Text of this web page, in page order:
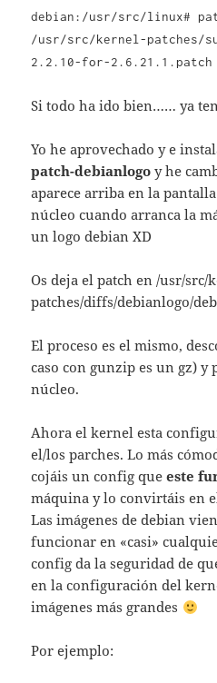
debian:/usr/src/linux#
/usr/src/kernel-patches/
2.2.10-for-2.6.21.1.patch
Si todo ha ido bien…… ya
Yo he aprovechado y e
patch-debianlogo y he
aparece arriba en la
núcleo cuando arranca la
un logo debian XD
Os deja el patch en /usr/src/
patches/diffs/debianlogo/
El proceso es el mismo,
caso con gunzip es un gz) y
núcleo.
Ahora el kernel esta
el/los parches. Lo más
cojáis un config queeste
máquina y lo convirtáis en
Las imágenes de debian
funcionar en «casi»
config da la seguridad de
en la configuración del
imágenes más grandes
Por ejemplo: